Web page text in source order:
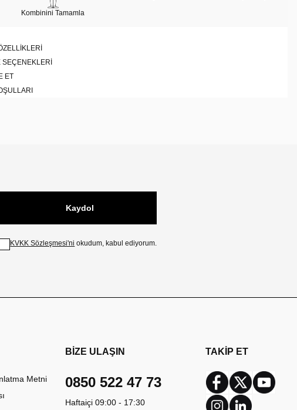
Kombinini Tamamla
SEÇENEKLERI
ET
Kaydol
KVKK Sözleşmesi'ni okudum, kabul ediyorum.
Metni
BİZE ULAŞIN
0850 522 47 73
Haftaiçi 09:00 - 17:30
TAKİP ET
Facebook
Twitter